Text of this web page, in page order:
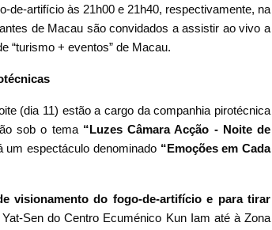
de-artifício às 21h00 e 21h40, respectivamente, na
de Macau são convidados a assistir ao vivo a
“turismo + eventos” de Macau.
(dia 11) estão a cargo da companhia pirotécnica
sob o tema “Luzes Câmara Acção - Noite de
um espectáculo denominado “Emoções em Cada
visionamento do fogo-de-artifício e para tirar
Sen do Centro Ecuménico Kun Iam até à Zona